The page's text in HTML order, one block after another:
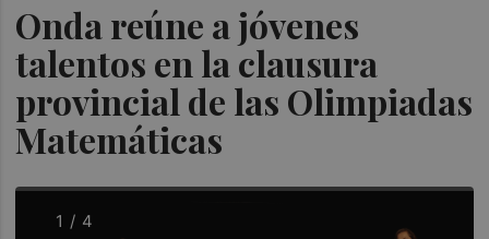
Onda reúne a jóvenes
talentos en la clausura
provincial de las Olimpiadas
Matemáticas
1 / 4